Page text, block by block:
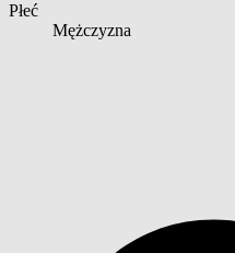
Płeć
Mężczyzna